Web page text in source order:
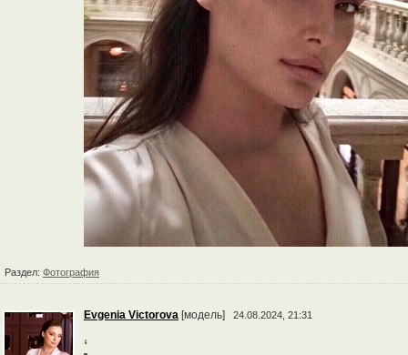
Раздел: Фотография
Evgenia Victorova [модель] 24.08.2024, 21:31
‘